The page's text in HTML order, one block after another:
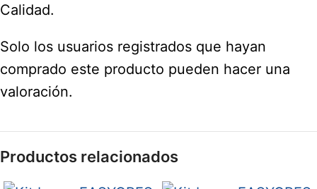
Calidad.
Solo los usuarios registrados que hayan
comprado este producto pueden hacer una
valoración.
Productos relacionados